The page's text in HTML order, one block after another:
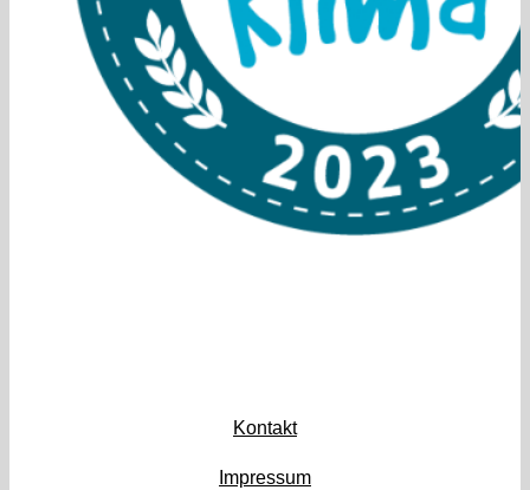
Kontakt
Impressum